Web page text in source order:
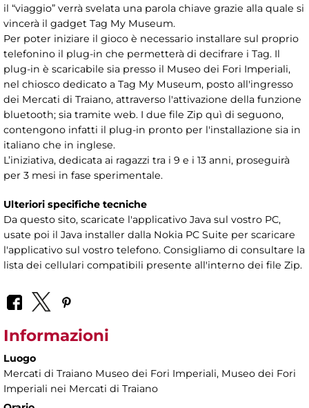
il “viaggio” verrà svelata una parola chiave grazie alla quale si
vincerà il gadget Tag My Museum.
Per poter iniziare il gioco è necessario installare sul proprio
telefonino il plug-in che permetterà di decifrare i Tag. Il
plug-in è scaricabile sia presso il Museo dei Fori Imperiali,
nel chiosco dedicato a Tag My Museum, posto all'ingresso
dei Mercati di Traiano, attraverso l'attivazione della funzione
bluetooth; sia tramite web. I due file Zip quì di seguono,
contengono infatti il plug-in pronto per l'installazione sia in
italiano che in inglese.
L’iniziativa, dedicata ai ragazzi tra i 9 e i 13 anni, proseguirà
per 3 mesi in fase sperimentale.
Ulteriori specifiche tecniche
Da questo sito, scaricate l'applicativo Java sul vostro PC,
usate poi il Java installer dalla Nokia PC Suite per scaricare
l'applicativo sul vostro telefono. Consigliamo di consultare la
lista dei cellulari compatibili presente all'interno dei file Zip.
Informazioni
Luogo
Mercati di Traiano Museo dei Fori Imperiali, Museo dei Fori
Imperiali nei Mercati di Traiano